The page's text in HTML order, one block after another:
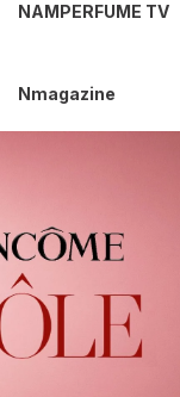
NAMPERFUME TV
Nmagazine